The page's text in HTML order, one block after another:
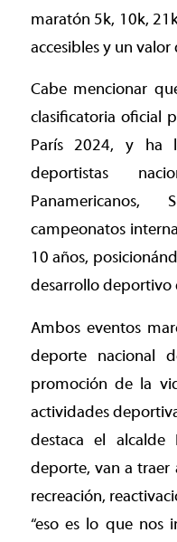
maratón 5k, 10k,
accesibles y un valor
Cabe mencionar
clasificatoria oficial
París 2024, y ha
deportistas
campeonatos
10 años,
desarrollo deportivo
Ambos eventos
deporte nacional
promoción de la
actividades
destaca el alcalde
deporte, van a traer
recreación,
“eso es lo que nos